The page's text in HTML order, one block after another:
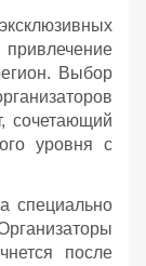
Выбор
сочетающий
уровня с
специально
после